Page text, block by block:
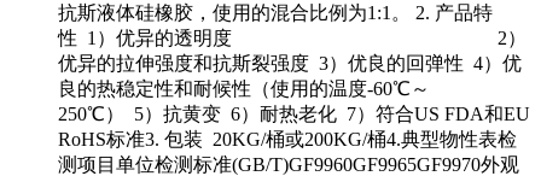
抗斯液体硅橡胶，使用的混合比例为1:1。 2. 产品特
性 1）优异的透明度 2）
优异的拉伸强度和抗斯裂强度 3）优良的回弹性 4）优
良的热稳定性和耐候性（使用的温度-60℃～
250℃） 5）抗黄变 6）耐热老化 7）符合US FDA和EU
RoHS标准3. 包装 20KG/桶或200KG/桶4.典型物性表检
测项目单位检测标准(GB/T)GF9960GF9965GF9970外观